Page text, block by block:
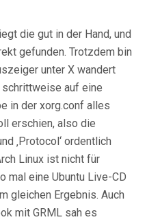
die gut in der Hand, und
gefunden. Trotzdem bin
unter X wandert
auf eine
in der xorg.conf alles
erschien, also die
‚Protocol‘ ordentlich
Linux ist nicht für
mal eine Ubuntu Live-CD
gleichen Ergebnis. Auch
mit GRML sah es